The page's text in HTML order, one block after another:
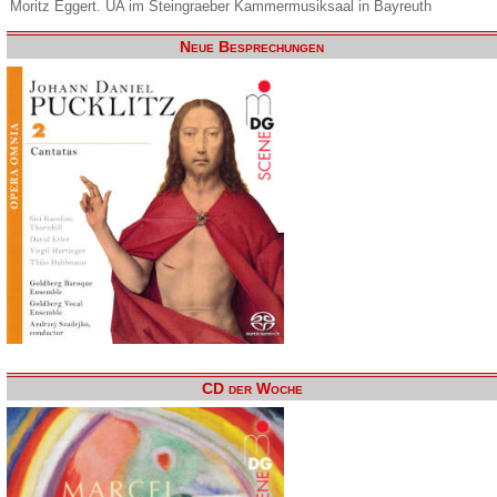
Moritz Eggert. UA im Steingraeber Kammermusiksaal in Bayreuth
Neue Besprechungen
CD der Woche